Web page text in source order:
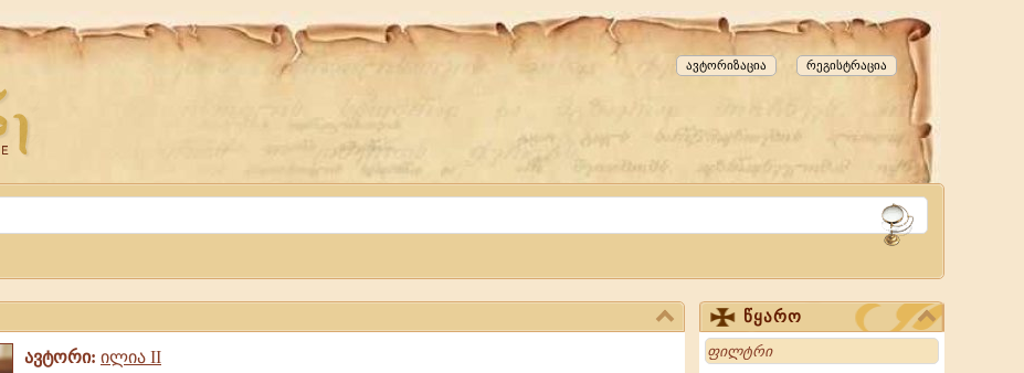
რეგისტრაცია
ავტორიზაცია
ავტორი: ილია II
წყარო
Search